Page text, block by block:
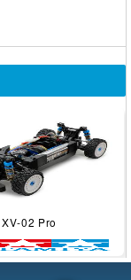
XV-02 Pro